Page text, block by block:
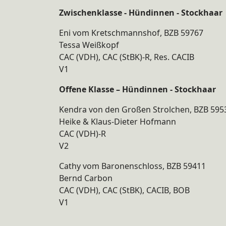
Zwischenklasse - Hündinnen - Stockhaar
Eni vom Kretschmannshof, BZB 59767
Tessa Weißkopf
CAC (VDH), CAC (StBK)-R, Res. CACIB
V1
Offene Klasse – Hündinnen - Stockhaar
Kendra von den Großen Strolchen, BZB
Heike & Klaus-Dieter Hofmann
CAC (VDH)-R
V2
Cathy vom Baronenschloss, BZB 59411
Bernd Carbon
CAC (VDH), CAC (StBK), CACIB, BOB
V1